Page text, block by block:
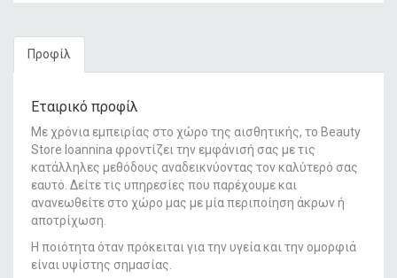
Προφίλ
Εταιρικό προφίλ
Με χρόνια εμπειρίας στο χώρο της αισθητικής, το Beauty
Store Ioannina φροντίζει την εμφάνισή σας με τις
κατάλληλες μεθόδους αναδεικνύοντας τον καλύτερό σας
εαυτό. Δείτε τις υπηρεσίες που παρέχουμε και
ανανεωθείτε στο χώρο μας με μία περιποίηση άκρων ή
αποτρίχωση.
Η ποιότητα όταν πρόκειται για την υγεία και την ομορφιά
είναι υψίστης σημασίας.